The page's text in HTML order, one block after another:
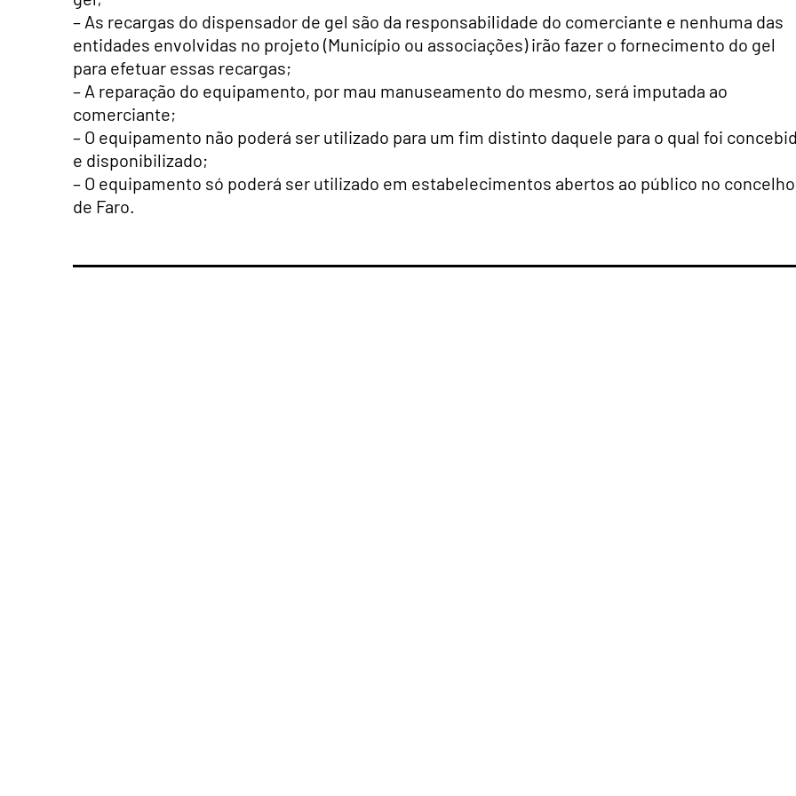
– As recargas do dispensador de gel são da responsabilidade do comerciante e nenhuma das
entidades envolvidas no projeto (Município ou associações) irão fazer o fornecimento do gel
para efetuar essas recargas;
– A reparação do equipamento, por mau manuseamento do mesmo, será imputada ao
comerciante;
– O equipamento não poderá ser utilizado para um fim distinto daquele para o qual foi
e disponibilizado;
– O equipamento só poderá ser utilizado em estabelecimentos abertos ao público no concelho
de Faro.